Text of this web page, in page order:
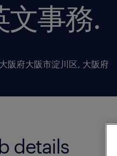
文事務.
大阪府大阪市淀川区, 大阪府
details